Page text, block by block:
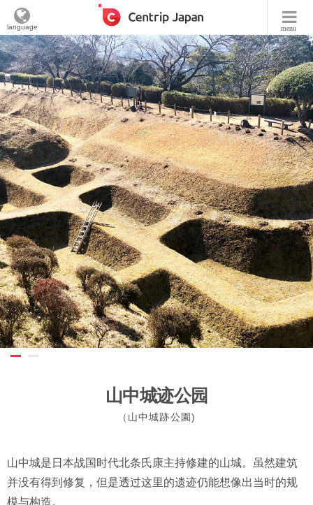
menu
language
山中城迹公园
（山中城跡公園)
山中城是日本战国时代北条氏康主持修建的山城。虽然建筑
并没有得到修复，但是透过这里的遗迹仍能想像出当时的规
模与构造。